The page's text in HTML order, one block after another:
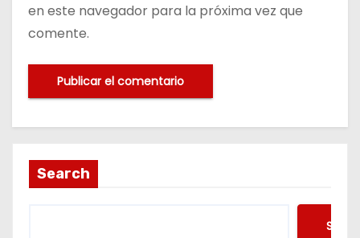
en este navegador para la próxima vez que
comente.
Search